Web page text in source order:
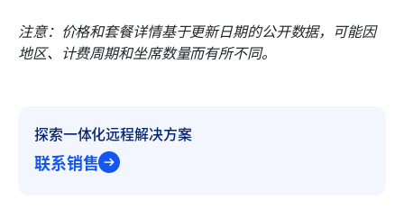
注意：价格和套餐详情基于更新日期的公开数据，可能因
地区、计费周期和坐席数量而有所不同。
探索一体化远程解决方案
联系销售